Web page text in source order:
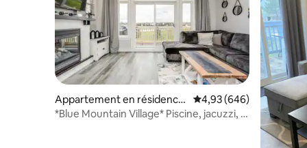
Appartement en résidence
⋅ The Blue Mountains
Évaluation moyenne
4,93 (646)
*Blue Mountain Village* Piscine, jacuzzi, à